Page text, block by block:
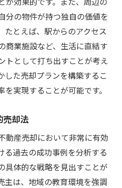
分の物件が持つ独自の価値を
たとえば、駅からのアクセス
商業施設など、生活に直結す
トとして打ち出すことが考え
した売却プランを構築するこ
実現することが可能です。
売却法
動産売却において非常に有効
る過去の成功事例を分析する
具体的な戦略を見出すことが
主は、地域の教育環境を強調